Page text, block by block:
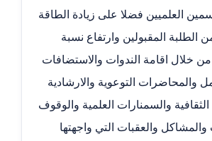
العلميين فضلا على زيادة الطاقة
الطلبة المقبولين وارتفاع نسبة
خلال اقامة الندوات والاستضافات
والمحاضرات التوعوية والارشادية
والسمنارات العلمية والوقوف
والعقبات التي واجهتها